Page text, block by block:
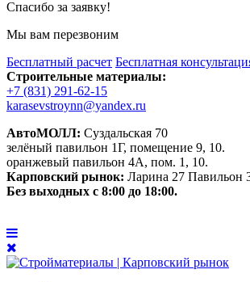
Спасибо за заявку!
Мы вам перезвоним
Бесплатный расчет Бесплатная
Строительные материалы:
+7 (831) 291-62-15
karasevstroynn@yandex.ru
АвтоМОЛЛ: Суздальская 70
зелёный павильон 1Г, помещение 9, 10.
оранжевый павильон 4А, пом. 1, 10.
Карповский рынок: Ларина 27 Павильон
Без выходных с 8:00 до 18:00.